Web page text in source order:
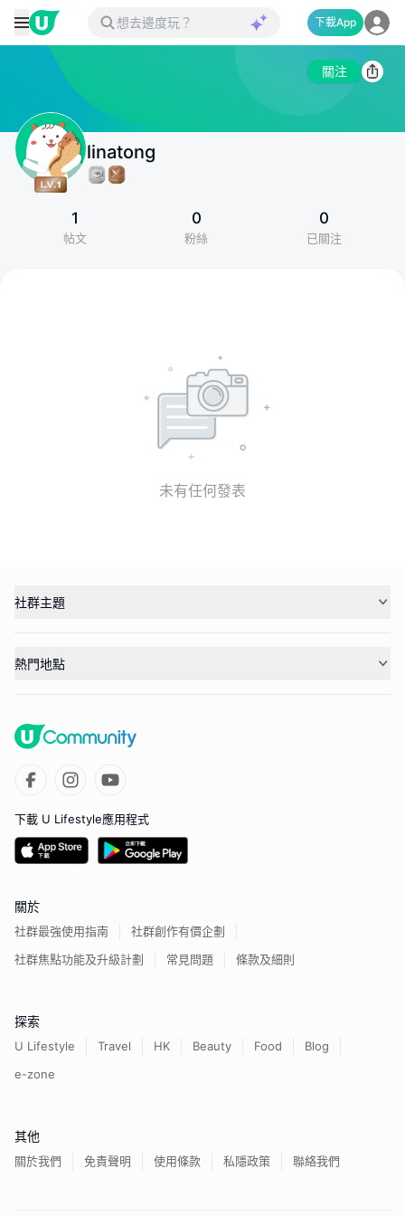
下載App
關注
linatong
1
帖文
0
粉絲
0
已關注
未有任何發表
社群主題
熱門地點
下載 U Lifestyle應用程式
關於
社群最強使用指南
社群創作有價企劃
社群焦點功能及升級計劃
常見問題 條款及細則
探索
U Lifestyle Travel HK Beauty Food
Blog
e-zone
其他
關於我們 免責聲明 使用條款 私隱政策 聯絡我們